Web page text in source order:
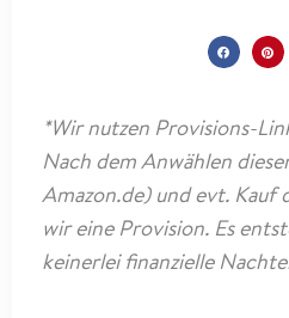
*Wir nutzen Provisions-
Nach dem Anwählen
Amazon.de) und evt.
wir eine Provision. Es
keinerlei finanzielle